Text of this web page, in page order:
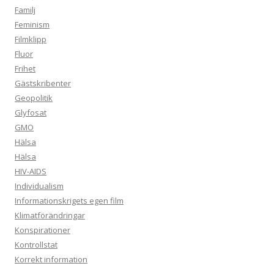
Familj
Feminism
Filmklipp
Fluor
Frihet
Gästskribenter
Geopolitik
Glyfosat
GMO
Hälsa
Hälsa
HIV-AIDS
Individualism
Informationskrigets egen film
Klimatförändringar
Konspirationer
Kontrollstat
Korrekt information